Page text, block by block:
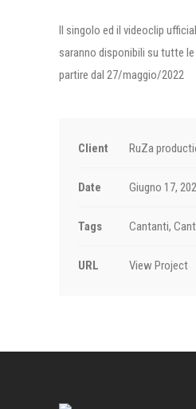
Il singolo ed il videoclip
saranno disponibili su tutte
partire dal 27/maggio/2022
Client RuZa
Date Giugno 17,
Tags Cantanti,
URL View Project